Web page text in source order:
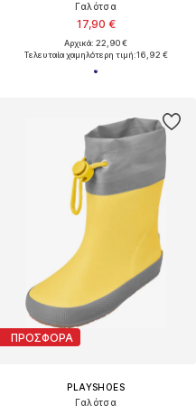
Γαλότσα
17,90 €
Αρχικά: 22,90 €
Τελευταία χαμηλότερη τιμή:16,92 €
ΠΡΟΣΦΟΡΑ
PLAYSHOES
Γαλότσα